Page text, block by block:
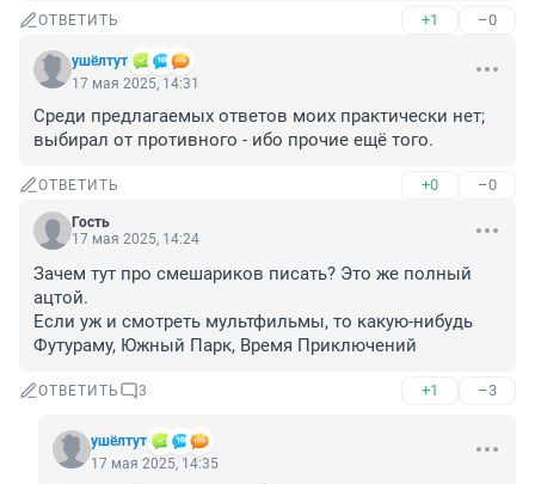
ОТВЕТИТЬ +1 –0
ушёлтут
17 мая 2025, 14:31
Среди предлагаемых ответов моих практически нет;
выбирал от противного - ибо прочие ещё того.
ОТВЕТИТЬ +0 –0
Гость
17 мая 2025, 14:24
Зачем тут про смешариков писать? Это же полный
ацтой.
Если уж и смотреть мультфильмы, то какую-нибудь
Футураму, Южный Парк, Время Приключений
ОТВЕТИТЬ 3 +1 –3
ушёлтут
17 мая 2025, 14:35